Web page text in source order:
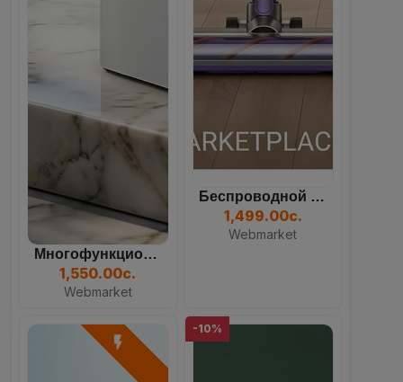
Многофункциональный Кулер...
1,550.00с.
Webmarket
Беспроводной Вертикальный...
1,499.00с.
Webmarket
-10%